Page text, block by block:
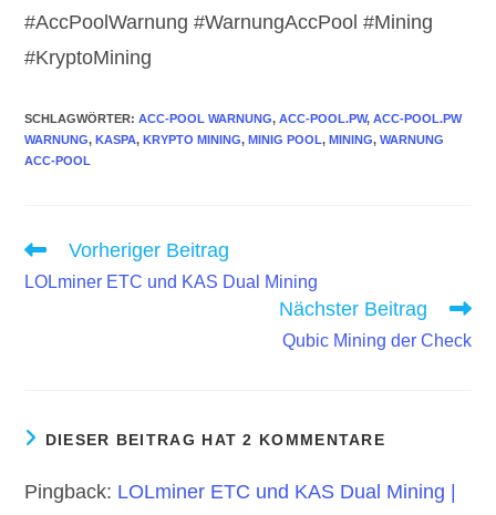
#AccPoolWarnung #WarnungAccPool #Mining
#KryptoMining
SCHLAGWÖRTER:ACC-POOL WARNUNG, ACC-POOL.PW, ACC-POOL.PW
WARNUNG, KASPA, KRYPTO MINING, MINIG POOL, MINING, WARNUNG
ACC-POOL
Weitere
ansehen
Vorheriger Beitrag
LOLminer ETC und KAS Dual Mining
Nächster Beitrag
Qubic Mining der Check
DIESER BEITRAG HAT 2 KOMMENTARE
Pingback: LOLminer ETC und KAS Dual Mining |